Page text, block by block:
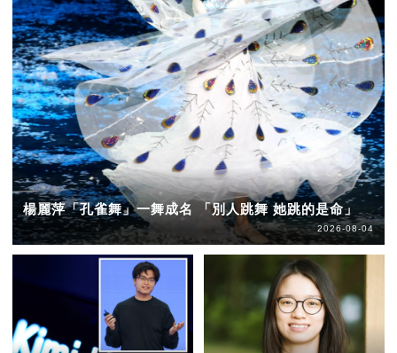
楊麗萍「孔雀舞」一舞成名 「別人跳舞 她跳的是命」
2026-08-04